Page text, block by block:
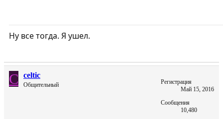
Ну все тогда. Я ушел.
C celtic
Общительный
Регистрация
Май 15, 2016
Сообщения
10,480